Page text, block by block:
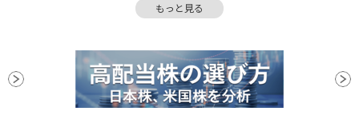
S&P500 株価指数
もっと見る